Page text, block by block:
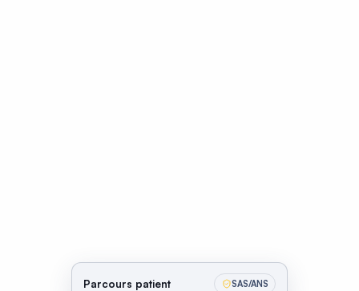
Parcours patient SAS/ANS